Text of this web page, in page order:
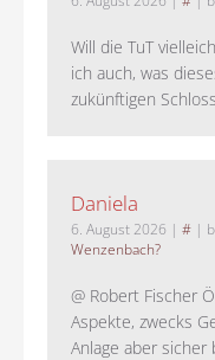
Will die TuT
ich auch, was
zukünftigen
Daniela
6. August 2026 | # |
Wenzenbach?
@ Robert Fischer
Aspekte, zwecks
Anlage aber sicher